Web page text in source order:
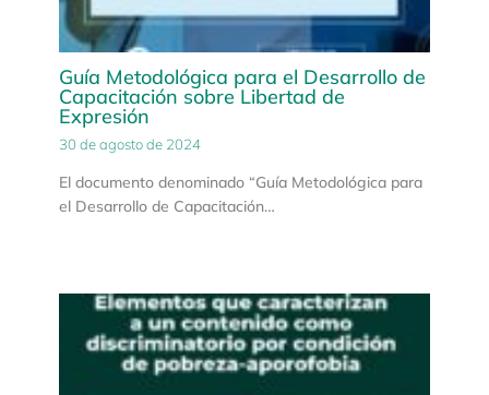
Guía Metodológica para el Desarrollo de
Capacitación sobre Libertad de
Expresión
30 de agosto de 2024
El documento denominado “Guía Metodológica para
el Desarrollo de Capacitación…